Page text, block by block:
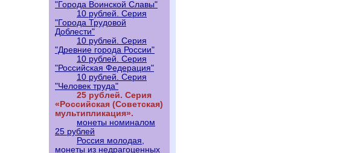
"Города Воинской Славы"
10 рублей. Серия
"Города Трудовой
Доблести"
10 рублей. Серия
"Древние города России"
10 рублей. Серия
"Российская Федерация"
10 рублей. Серия
"Человек труда"
25 рублей. Серия
«Российская (Советская)
мультипликация».
монеты номиналом
25 рублей
Россия молодая,
монеты из недрагоценных